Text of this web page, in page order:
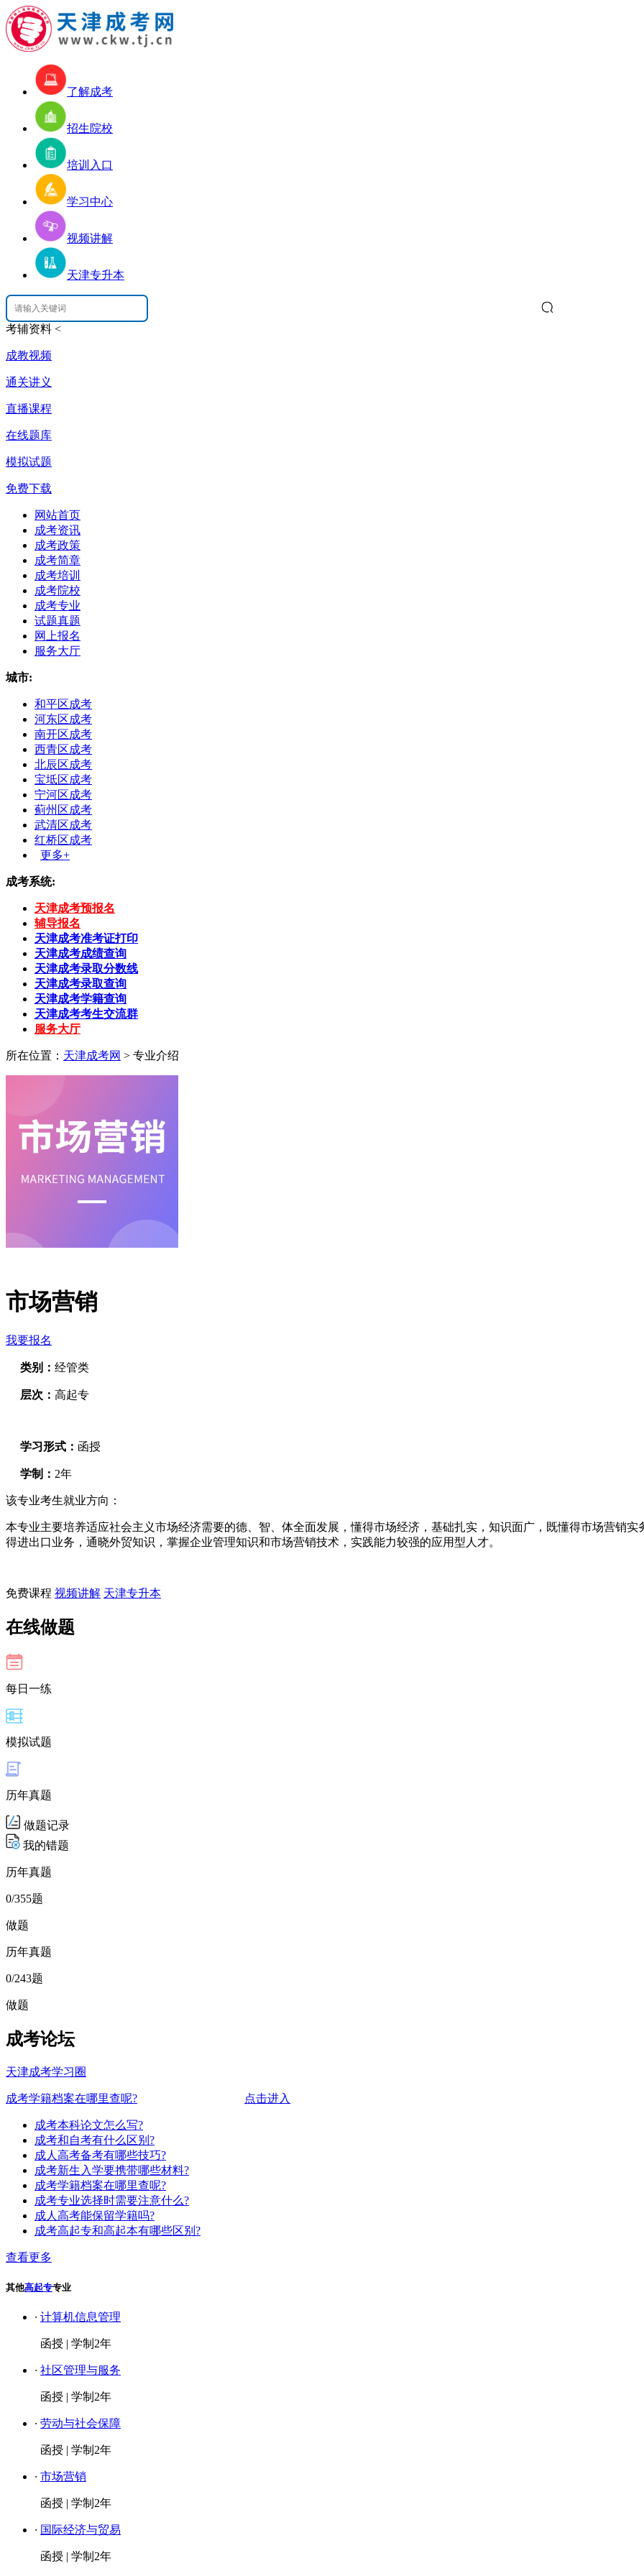
了解成考
招生院校
培训入口
学习中心
视频讲解
天津专升本
考辅资料 <
成教视频
通关讲义
直播课程
在线题库
模拟试题
免费下载
网站首页
成考资讯
成考政策
成考简章
成考培训
成考院校
成考专业
试题真题
网上报名
服务大厅
城市:
和平区成考
河东区成考
南开区成考
西青区成考
北辰区成考
宝坻区成考
宁河区成考
蓟州区成考
武清区成考
红桥区成考
更多+
成考系统:
天津成考预报名
辅导报名
天津成考准考证打印
天津成考成绩查询
天津成考录取分数线
天津成考录取查询
天津成考学籍查询
天津成考考生交流群
服务大厅
所在位置： 天津成考网 > 专业介绍
市场营销
我要报名
类别： 经管类
层次： 高起专
学习形式： 函授
学制： 2年
该专业考生就业方向：
本专业主要培养适应社会主义市场经济需要的德、智、体全面发展，懂得市场经济，基础扎实，知识面广，既懂得市场营销
得进出口业务，通晓外贸知识，掌握企业管理知识和市场营销技术，实践能力较强的应用型人才。
免费课程 视频讲解 天津专升本
在线做题
每日一练
模拟试题
历年真题
做题记录
我的错题
历年真题
0/355题
做题
历年真题
0/243题
做题
成考论坛
天津成考学习圈
成考学籍档案在哪里查呢? 点击进入
成考本科论文怎么写?
成考和自考有什么区别?
成人高考备考有哪些技巧?
成考新生入学要携带哪些材料?
成考学籍档案在哪里查呢?
成考专业选择时需要注意什么?
成人高考能保留学籍吗?
成考高起专和高起本有哪些区别?
查看更多
其他高起专专业
· 计算机信息管理
函授 | 学制2年
· 社区管理与服务
函授 | 学制2年
· 劳动与社会保障
函授 | 学制2年
· 市场营销
函授 | 学制2年
· 国际经济与贸易
函授 | 学制2年